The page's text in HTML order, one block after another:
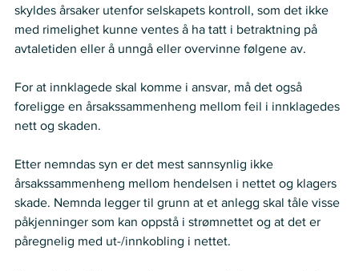
skyldes årsaker utenfor selskapets kontroll, som det ikke
med rimelighet kunne ventes å ha tatt i betraktning på
avtaletiden eller å unngå eller overvinne følgene av.
For at innklagede skal komme i ansvar, må det også
foreligge en årsakssammenheng mellom feil i innklagedes
nett og skaden.
Etter nemndas syn er det mest sannsynlig ikke
årsakssammenheng mellom hendelsen i nettet og klagers
skade. Nemnda legger til grunn at et anlegg skal tåle visse
påkjenninger som kan oppstå i strømnettet og at det er
påregnelig med ut-/innkobling i nettet.